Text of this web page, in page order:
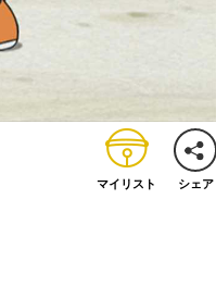
マイリスト シェア